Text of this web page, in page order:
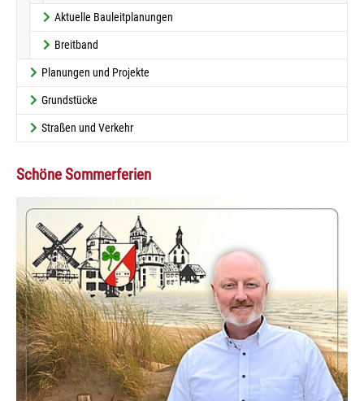
Aktuelle Bauleitplanungen
Breitband
Planungen und Projekte
Grundstücke
Straßen und Verkehr
Schöne Sommerferien